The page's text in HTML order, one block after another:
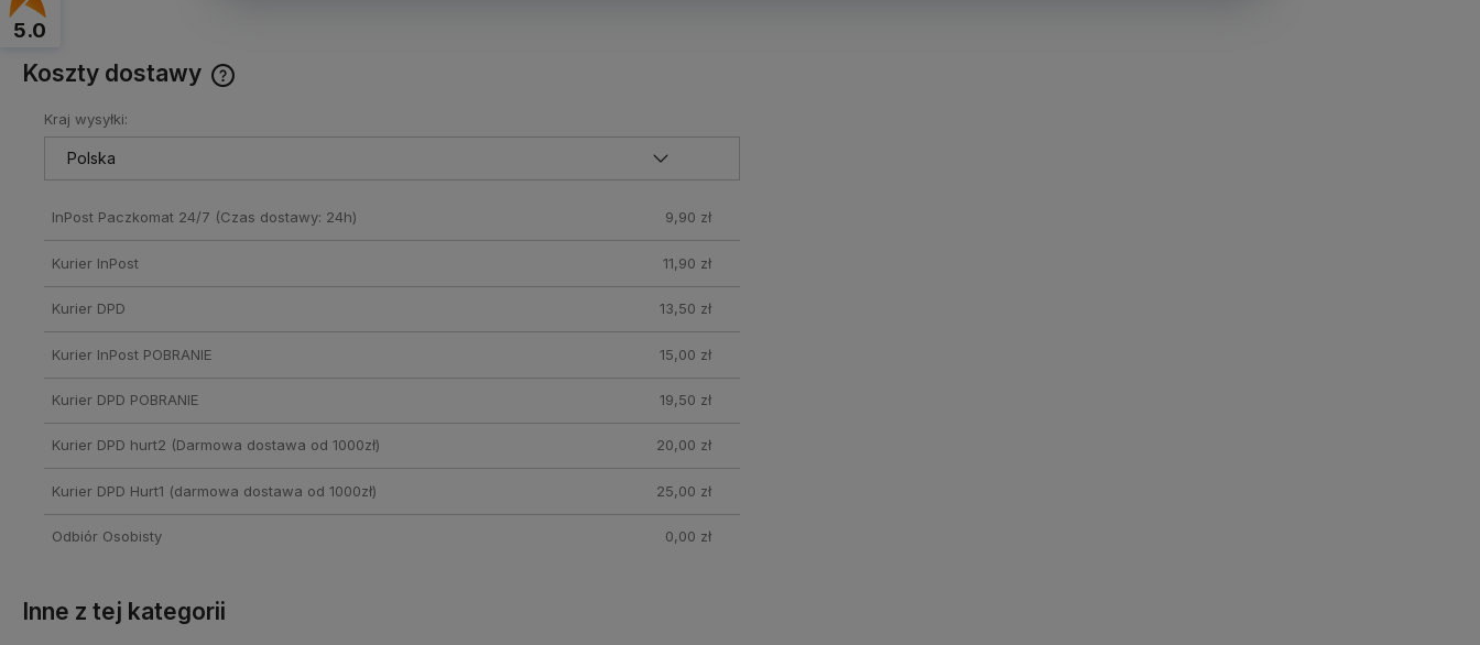
Koszty dostawy
Kraj wysyłki:
InPost Paczkomat 24/7 (Czas dostawy: 24h) 9,90 zł
Kurier InPost 11,90 zł
Kurier DPD 13,50 zł
Kurier InPost POBRANIE 15,00 zł
Kurier DPD POBRANIE 19,50 zł
Kurier DPD hurt2 (Darmowa dostawa od 1000zł) 20,00 zł
Kurier DPD Hurt1 (darmowa dostawa od 1000zł) 25,00 zł
Odbiór Osobisty 0,00 zł
Inne z tej kategorii
5.0